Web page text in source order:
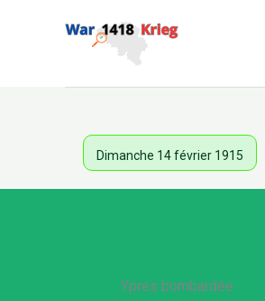
Dimanche 14 février 1915
Ypres bombardée